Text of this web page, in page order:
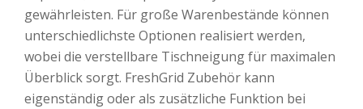
gewährleisten. Für große Warenbestände können
unterschiedlichste Optionen realisiert werden,
wobei die verstellbare Tischneigung für maximalen
Überblick sorgt. FreshGrid Zubehör kann
eigenständig oder als zusätzliche Funktion bei